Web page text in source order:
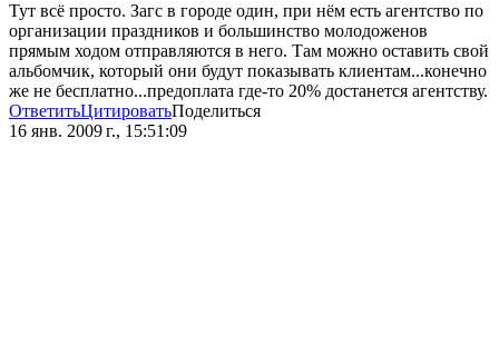
Тут всё просто. Загс в городе один, при нём есть агентство по
организации праздников и большинство молодоженов
прямым ходом отправляются в него. Там можно оставить свой
альбомчик, который они будут показывать клиентам...конечно
же не бесплатно...предоплата где-то 20% достанется агентству.
ОтветитьЦитироватьПоделиться
16 янв. 2009 г., 15:51:09